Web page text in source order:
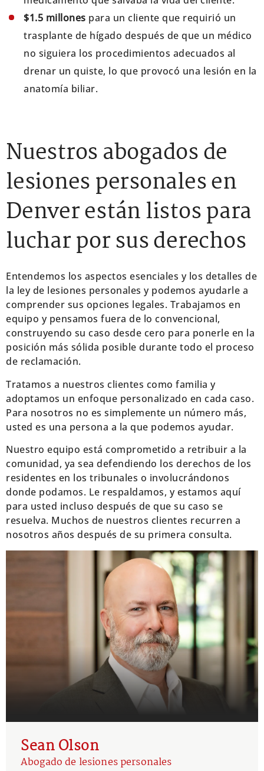
$1.5 millones para un cliente que requirió un
trasplante de hígado después de que un médico
no siguiera los procedimientos adecuados al
drenar un quiste, lo que provocó una lesión en la
anatomía biliar.
Nuestros abogados de
lesiones personales en
Denver están listos para
luchar por sus derechos
Entendemos los aspectos esenciales y los detalles de
la ley de lesiones personales y podemos ayudarle a
comprender sus opciones legales. Trabajamos en
equipo y pensamos fuera de lo convencional,
construyendo su caso desde cero para ponerle en la
posición más sólida posible durante todo el proceso
de reclamación.
Tratamos a nuestros clientes como familia y
adoptamos un enfoque personalizado en cada caso.
Para nosotros no es simplemente un número más,
usted es una persona a la que podemos ayudar.
Nuestro equipo está comprometido a retribuir a la
comunidad, ya sea defendiendo los derechos de los
residentes en los tribunales o involucrándonos
donde podamos. Le respaldamos, y estamos aquí
para usted incluso después de que su caso se
resuelva. Muchos de nuestros clientes recurren a
nosotros años después de su primera consulta.
Sean Olson
Abogado de lesiones personales